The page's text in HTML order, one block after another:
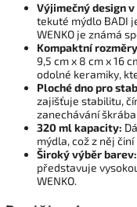
Výjimečný design
tekuté mýdlo BADI
WENKO je známá
Kompaktní
9,5 cm x 8 cm x 16
odolné keramiky,
Ploché dno pro
zajišťuje stabilitu,
zanechávání
320 ml kapacity:
mýdla, což z něj
Široký výběr barev:
představuje
WENKO.